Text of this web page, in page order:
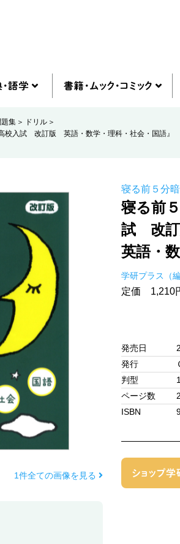
集
ドリル
入試 改訂版 英語・数学・理科・社会・国語』
1件全ての画像を見る
寝る前５分
寝る前
試 改
英語・
学研プラス（編
定価 1,210
発売日
発行
判型
ページ数
ISBN